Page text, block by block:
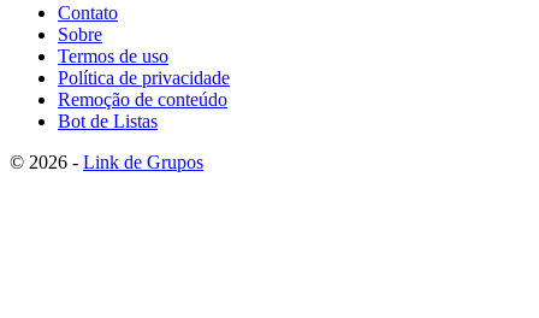
Contato
Sobre
Termos de uso
Política de privacidade
Remoção de conteúdo
Bot de Listas
© 2026 - Link de Grupos